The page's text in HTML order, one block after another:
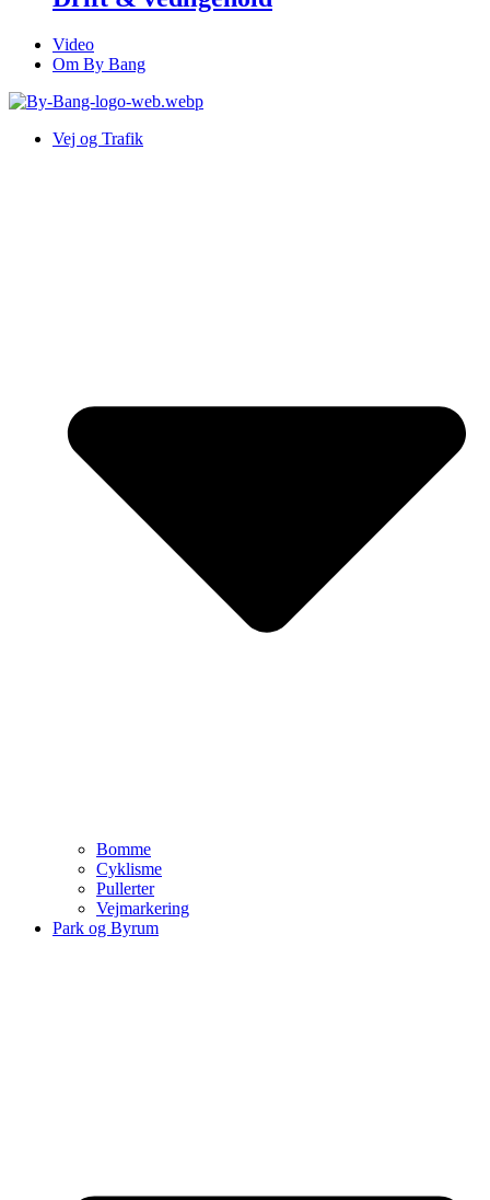
Video
Om By Bang
Vej og Trafik
Bomme
Cyklisme
Pullerter
Vejmarkering
Park og Byrum